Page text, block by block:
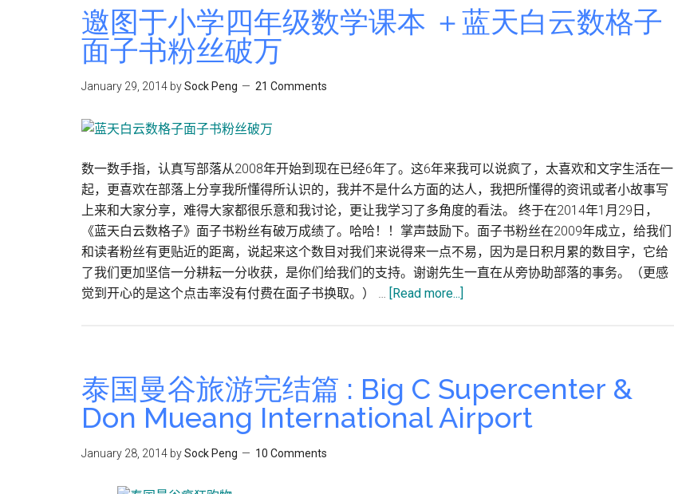
历
新
丰
年
邀图于小学四年级数学课本 ＋蓝天白云数格子
面子书粉丝破万
January 29, 2014 bySock Peng 21 Comments
数一数手指，认真写部落从2008年开始到现在已经6年了。这6年来我可以说疯了，太喜欢和文字生活在一
起，更喜欢在部落上分享我所懂得所认识的，我并不是什么方面的达人，我把所懂得的资讯或者小故事写
上来和大家分享，难得大家都很乐意和我讨论，更让我学习了多角度的看法。 终于在2014年1月29日，
《蓝天白云数格子》面子书粉丝有破万成绩了。哈哈！！掌声鼓励下。面子书粉丝在2009年成立，给我们
和读者粉丝有更贴近的距离，说起来这个数目对我们来说得来一点不易，因为是日积月累的数目字，它给
了我们更加坚信一分耕耘一分收获，是你们给我们的支持。谢谢先生一直在从旁协助部落的事务。（更感
觉到开心的是这个点击率没有付费在面子书换取。） … [Read more...]
学
四
泰国曼谷旅游完结篇 : Big C Supercenter &
Don Mueang International Airport
January 28, 2014 bySock Peng 10 Comments